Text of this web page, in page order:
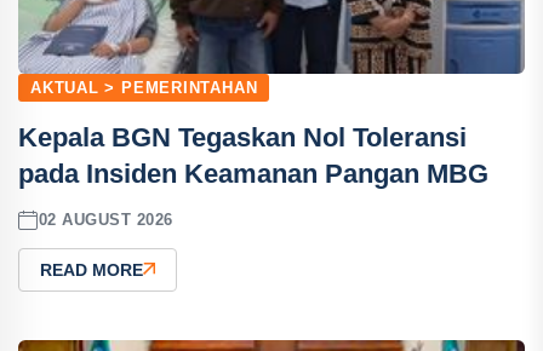
AKTUAL > PEMERINTAHAN
Kepala BGN Tegaskan Nol Toleransi
pada Insiden Keamanan Pangan MBG
02 AUGUST 2026
READ MORE